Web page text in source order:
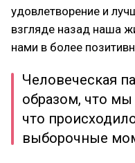
удовлетворение и
взгляде назад наша
нами в более
Человеческая
образом, что
что
выборочные